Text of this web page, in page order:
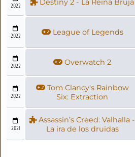
2022 Destiny 2 - La Reina Bruja
2022 League of Legends
2022 Overwatch 2
2022
Tom Clancy's Rainbow
Six: Extraction
2021
Assassin’s Creed: Valhalla -
La ira de los druidas